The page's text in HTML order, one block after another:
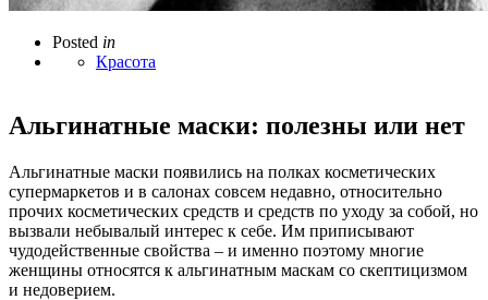
Posted in
Красота
Альгинатные маски: полезны или нет
Альгинатные маски появились на полках косметических
супермаркетов и в салонах совсем недавно, относительно
прочих косметических средств и средств по уходу за собой, но
вызвали небывалый интерес к себе. Им приписывают
чудодейственные свойства – и именно поэтому многие
женщины относятся к альгинатным маскам со скептицизмом
и недоверием.